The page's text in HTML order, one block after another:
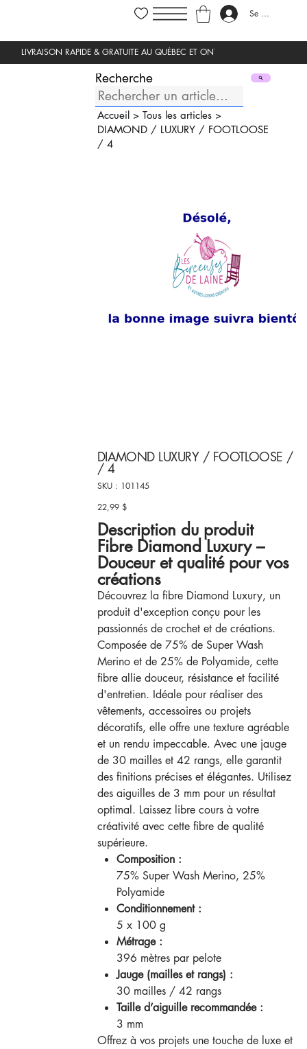
Se connecter
Recherche
Accueil> Tous les articles>
DIAMOND / LUXURY / FOOTLOOSE
/ 4
DIAMOND LUXURY / FOOTLOOSE /
/ 4
SKU :
SKU
101145
101145
Prix
22,99 $
Description du produit
Fibre Diamond Luxury –
Douceur et qualité pour vos
créations
Découvrez la fibre Diamond Luxury, un
produit d'exception conçu pour les
passionnés de crochet et de créations.
Composée de 75% de Super Wash
Merino et de 25% de Polyamide, cette
fibre allie douceur, résistance et facilité
d'entretien. Idéale pour réaliser des
vêtements, accessoires ou projets
décoratifs, elle offre une texture agréable
et un rendu impeccable. Avec une jauge
de 30 mailles et 42 rangs, elle garantit
des finitions précises et élégantes. Utilisez
des aiguilles de 3 mm pour un résultat
optimal. Laissez libre cours à votre
créativité avec cette fibre de qualité
supérieure.
Composition :
75% Super Wash Merino, 25%
Polyamide
Conditionnement :
5 x 100 g
Métrage :
396 mètres par pelote
Jauge (mailles et rangs) :
30 mailles / 42 rangs
Taille d’aiguille recommandée :
3 mm
Offrez à vos projets une touche de luxe et